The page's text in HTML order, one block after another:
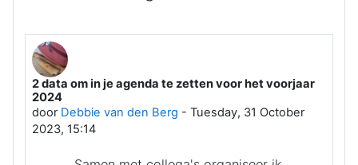
2 data om in je agenda te zetten voor het voorjaar
2024
door Debbie van den Berg - Tuesday, 31 October
2023, 15:14